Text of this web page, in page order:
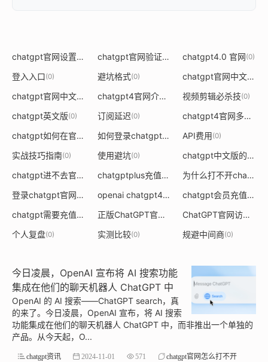
chatgpt官网设置中文 (0) chatgpt官网验证国内号码行不行 (0)
chatgpt4.0 官网(0)
登入入口(0) 避坑格式(0)
chatgpt官网中文电脑版下载
chatgpt官网中文版授权码
(0) chatgpt4官网介绍 视频剪辑必杀技(0)
chatgpt英文版(0) 订阅延迟(0) chatgpt4官网多少钱
chatgpt如何在官网使用 (0) 如何登录chatgpt官网主页 (0)
API费用(0)
实战技巧指南(0) 使用避坑(0)
chatgpt中文版的功能与官网比较
chatgpt进不去官网
chatgptplus充值后不好用 (0)
为什么打不开chatgpt官网
登录chatgpt官网怎么操作
(0) openai chatgpt4官网 (0) chatgpt会员充值
(0)
chatgpt需要充值收费吗 (0) 正版ChatGPT官网入口 (0)
ChatGPT官网访问方法
个人复盘(0) 实测比较(0) 规避中间商(0)
今日凌晨，OpenAI 宣布将 AI 搜索功能
集成在他们的聊天机器人 ChatGPT 中
OpenAI 的 AI 搜索——ChatGPT search，真
的来了。今日凌晨，OpenAI 宣布，将 AI 搜索
功能集成在他们的聊天机器人 ChatGPT 中，而非推出一个单独的
产品。从今天起，O...
chatgpt资讯 2024-11-01 571
chatgpt官网怎么打不开